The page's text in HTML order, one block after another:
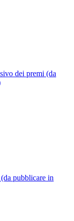
dei premi (da
pubblicare in